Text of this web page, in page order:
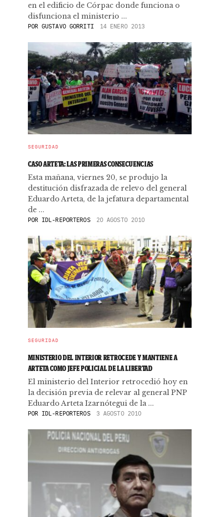
en el edificio de Córpac donde funciona o
disfunciona el ministerio ...
POR GUSTAVO GORRITI 14 ENERO 2013
SEGURIDAD
CASO ARTETA: LAS PRIMERAS CONSECUENCIAS
Esta mañana, viernes 20, se produjo la
destitución disfrazada de relevo del general
Eduardo Arteta, de la jefatura departamental
de ...
POR IDL-REPORTEROS 20 AGOSTO 2010
SEGURIDAD
MINISTERIO DEL INTERIOR RETROCEDE Y MANTIENE A
ARTETA COMO JEFE POLICIAL DE LA LIBERTAD
El ministerio del Interior retrocedió hoy en
la decisión previa de relevar al general PNP
Eduardo Arteta Izarnótegui de la ...
POR IDL-REPORTEROS 3 AGOSTO 2010